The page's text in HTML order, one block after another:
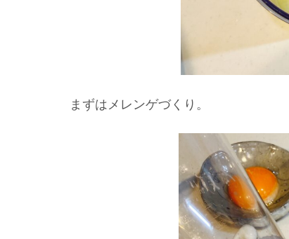
まずはメレンゲづくり。